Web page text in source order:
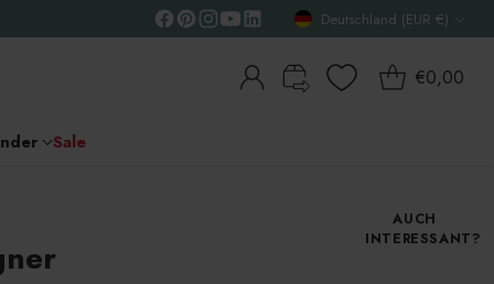
Währung Deutschland (EUR €)
€0,00
Sale
AUCH
INTERESSANT?